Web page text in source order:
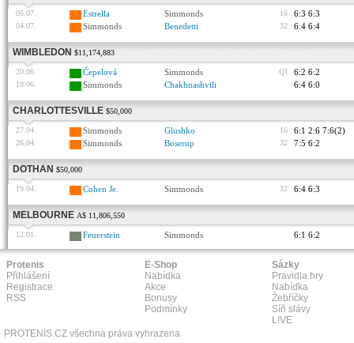
05.07. Estrella Simmonds 16 6:3 6:3
04.07. Simmonds Benedetti 32 6:4 6:4
WIMBLEDON $11,174,883
20.06. Čepelová Simmonds Q1 6:2 6:2
19.06. Simmonds Chakhnashvili 6:4 6:0
CHARLOTTESVILLE $50,000
27.04. Simmonds Glushko 16 6:1 2:6 7:6(2)
26.04. Simmonds Boserup 32 7:5 6:2
DOTHAN $50,000
19.04. Cohen Je. Simmonds 32 6:4 6:3
MELBOURNE A$ 11,806,550
12.01. Feuerstein Simmonds 6:1 6:2
Protenis
Přihlášení
Registrace
RSS
E-Shop
Nabídka
Akce
Bonusy
Podmínky
Sázky
Pravidla hry
Nabídka
Žebříčky
Síň slávy
L!VE
PROTENIS.CZ všechna práva vyhrazena